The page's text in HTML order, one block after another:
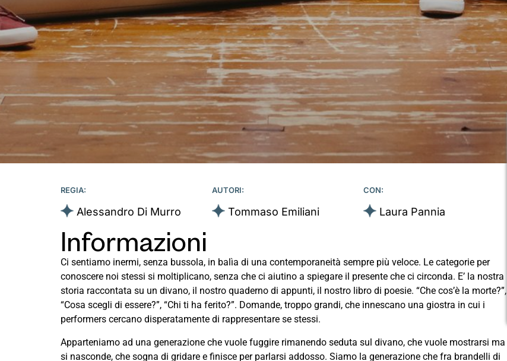
REGIA:
Alessandro Di Murro
AUTORI:
Tommaso Emiliani
CON:
Laura Pannia
Informazioni
Ci sentiamo inermi, senza bussola, in balìa di una contemporaneità sempre più veloce. Le categorie per
conoscere noi stessi si moltiplicano, senza che ci aiutino a spiegare il presente che ci circonda. E’ la nostra
storia raccontata su un divano, il nostro quaderno di appunti, il nostro libro di poesie. “Che cos’è la morte?”,
“Cosa scegli di essere?”, “Chi ti ha ferito?”. Domande, troppo grandi, che innescano una giostra in cui i
performers cercano disperatamente di rappresentare se stessi.
Apparteniamo ad una generazione che vuole fuggire rimanendo seduta sul divano, che vuole mostrarsi ma
si nasconde, che sogna di gridare e finisce per parlarsi addosso. Siamo la generazione che fra brandelli di